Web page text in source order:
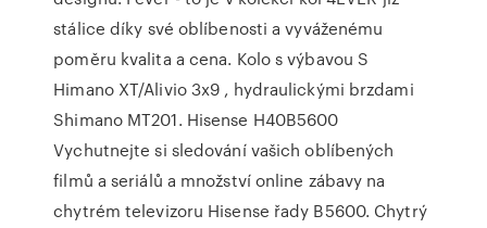
stálice díky své oblíbenosti a vyváženému
poměru kvalita a cena. Kolo s výbavou S
Himano XT/Alivio 3x9 , hydraulickými brzdami
Shimano MT201. Hisense H40B5600
Vychutnejte si sledování vašich oblíbených
filmů a seriálů a množství online zábavy na
chytrém televizoru Hisense řady B5600. Chytrý